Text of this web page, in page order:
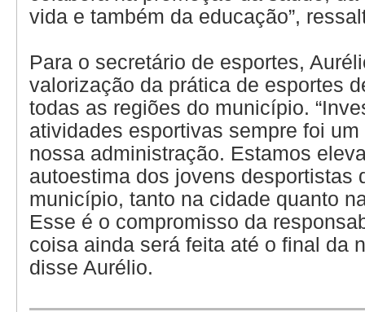
vida e também da educação”,
Para o secretário de esportes,
valorização da prática de esportes
todas as regiões do município.
atividades esportivas sempre foi
nossa administração. Estamos
autoestima dos jovens desportistas
município, tanto na cidade quanto
Esse é o compromisso da
coisa ainda será feita até o final da
disse Aurélio.